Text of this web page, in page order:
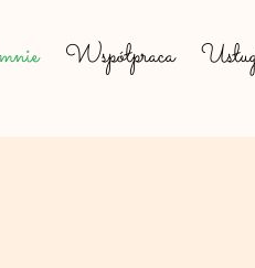
Współpraca